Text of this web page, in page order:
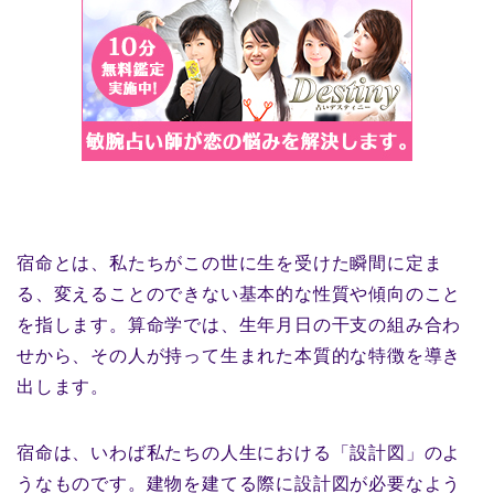
宿命とは、私たちがこの世に生を受けた瞬間に定ま
る、変えることのできない基本的な性質や傾向のこと
を指します。算命学では、生年月日の干支の組み合わ
せから、その人が持って生まれた本質的な特徴を導き
出します。
宿命は、いわば私たちの人生における「設計図」のよ
うなものです。建物を建てる際に設計図が必要なよう